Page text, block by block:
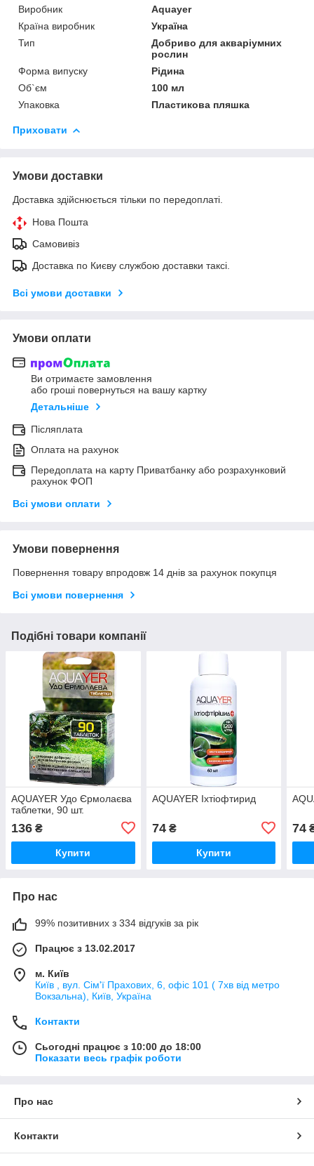
Виробник
Aquayer
Країна виробник
Україна
Тип
Добриво для акваріумних
рослин
Форма випуску
Рідина
Об`єм
100 мл
Упаковка
Пластикова пляшка
Приховати
Умови доставки
Доставка здійснюється тільки по передоплаті.
Нова Пошта
Самовивіз
Доставка по Києву службою доставки таксі.
Всі умови доставки
Умови оплати
Ви отримаєте замовлення
або гроші повернуться на вашу картку
Детальніше
Післяплата
Оплата на рахунок
Передоплата на карту Приватбанку або розрахунковий
рахунок ФОП
Всі умови оплати
Умови повернення
Повернення товару впродовж 14 днів за рахунок покупця
Всі умови повернення
Подібні товари компанії
AQUAYER Удо Єрмолаєва
таблетки, 90 шт.
136 ₴
Купити
AQUAYER Іхтіофтирид
74₴
Купити
74
Про нас
99% позитивних з 334 відгуків за рік
Працює з 13.02.2017
м. Київ
Київ , вул. Сім'ї Прахових, 6, офіс 101 ( 7хв від метро
Вокзальна), Київ, Україна
Контакти
Сьогодні працює з 10:00 до 18:00
Показати весь графік роботи
Про нас
Контакти